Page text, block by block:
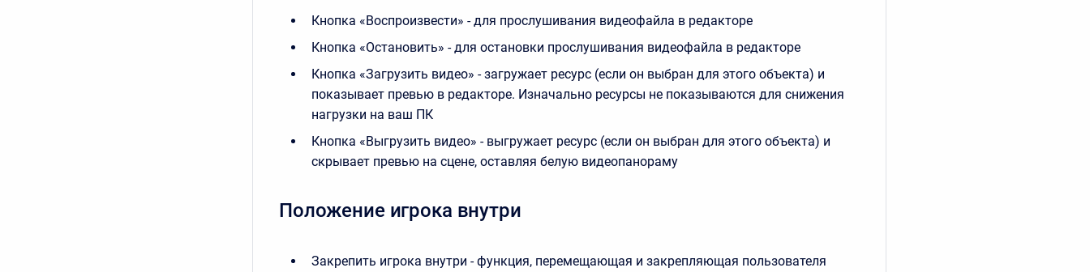
Кнопка «Воспроизвести» - для прослушивания видеофайла в редакторе
Кнопка «Остановить» - для остановки прослушивания видеофайла в редакторе
Кнопка «Загрузить видео» - загружает ресурс (если он выбран для этого объекта) и
показывает превью в редакторе. Изначально ресурсы не показываются для снижения
нагрузки на ваш ПК
Кнопка «Выгрузить видео» - выгружает ресурс (если он выбран для этого объекта) и
скрывает превью на сцене, оставляя белую видеопанораму
Положение игрока внутри
Закрепить игрока внутри - функция, перемещающая и закрепляющая пользователя